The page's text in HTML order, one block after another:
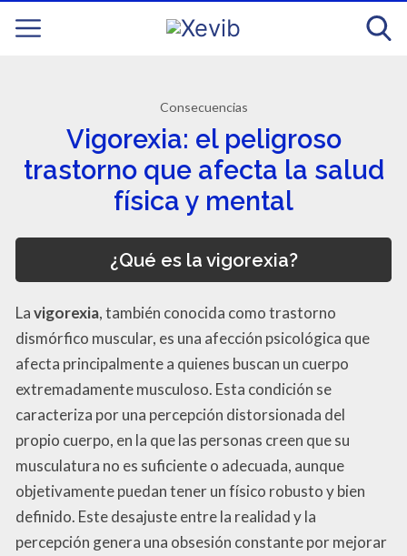
Consecuencias
Vigorexia: el peligroso
trastorno que afecta la salud
física y mental
¿Qué es la vigorexia?
Lavigorexia, también conocida como trastorno
dismórfico muscular, es una afección psicológica que
afecta principalmente a quienes buscan un cuerpo
extremadamente musculoso. Esta condición se
caracteriza por una percepción distorsionada del
propio cuerpo, en la que las personas creen que su
musculatura no es suficiente o adecuada, aunque
objetivamente puedan tener un físico robusto y bien
definido. Este desajuste entre la realidad y la
percepción genera una obsesión constante por mejorar